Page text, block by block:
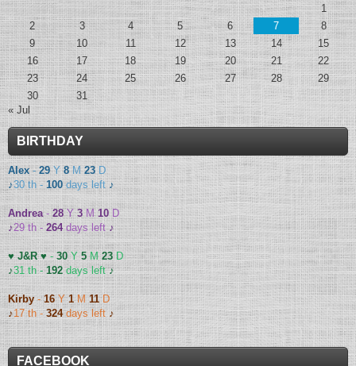
1
2
3 4 5 6 7
8
9
10 11 12 13 14
15
16
17 18 19 20 21
22
23
24 25 26 27 28
29
30
31
« Jul
BIRTHDAY
Alex-29Y8M23D
♪30 th -100days left♪
Andrea-28Y3M10 D
♪29 th -264days left♪
♥ J&R ♥-30Y5 M 23D
♪31 th -192days left♪
Kirby-16Y1M11D
♪17 th -324days left♪
FACEBOOK